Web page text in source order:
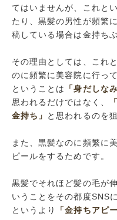
てはいませんが、これと
たり、黒髪の男性が頻繁
稿している場合は金持ち
その理由としては、これ
のに頻繁に美容院に行っ
ということは
「身だしな
思われるだけではなく、
金持ち」
と思われるのを
また、黒髪なのに頻繁に
ピールをするためです。
黒髪でそれほど髪の毛が
いうことをその都度SNS
というより
「金持ちアピ